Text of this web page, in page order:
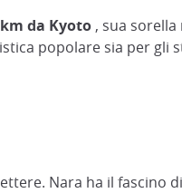
da Kyoto , sua sorella
popolare sia per gli
Nara ha il fascino